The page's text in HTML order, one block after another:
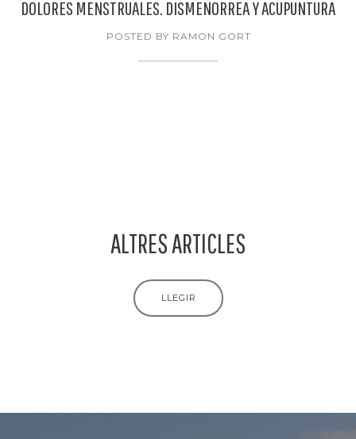
DOLORES MENSTRUALES. DISMENORREA Y ACUPUNTURA
POSTED BY RAMON GORT
ALTRES ARTICLES
LLEGIR